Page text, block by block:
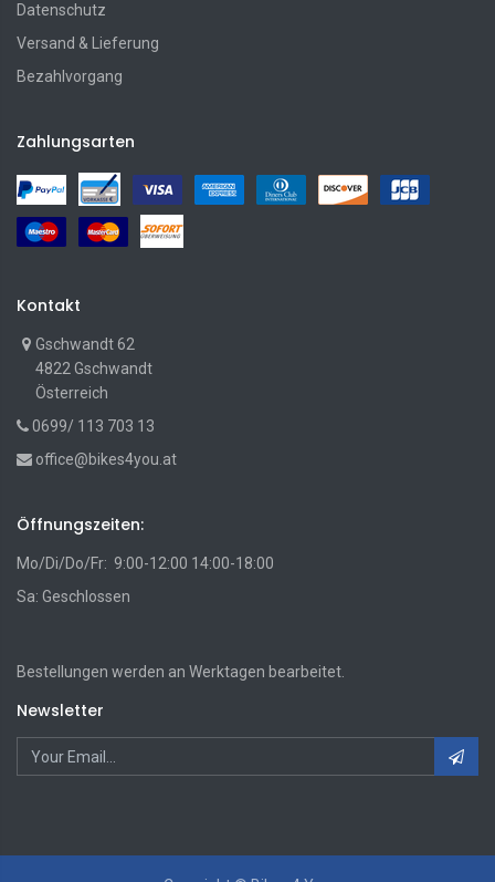
Datenschutz
Versand & Lieferung
Bezahlvorgang
Zahlungsarten
Kontakt
Gschwandt 62
4822 Gschwandt
Österreich
0699/ 113 703 13
office@bikes4you.at
Öffnungszeiten:
Mo/Di/Do/Fr: 9:00-12:00 14:00-18:00
Sa: Geschlossen
Bestellungen werden an Werktagen bearbeitet.
Newsletter